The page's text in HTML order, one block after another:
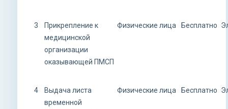
3
Прикрепление к
медицинской
организации
оказывающей ПМСП
Физические лица Бесплатно
4
Выдача листа
временной
Физические лица Бесплатно